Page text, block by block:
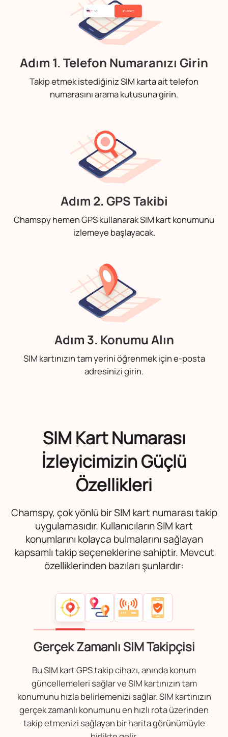
Adım 1. Telefon Numaranızı Girin
Takip etmek istediğiniz SIM karta ait telefon
numarasını arama kutusuna girin.
Adım 2. GPS Takibi
Chamspy hemen GPS kullanarak SIM kart konumunu
izlemeye başlayacak.
Adım 3. Konumu Alın
SIM kartınızın tam yerini öğrenmek için e-posta
adresinizi girin.
SIM Kart Numarası
İzleyicimizin Güçlü
Özellikleri
Chamspy, çok yönlü bir SIM kart numarası takip
uygulamasıdır. Kullanıcıların SIM kart
konumlarını kolayca bulmalarını sağlayan
kapsamlı takip seçeneklerine sahiptir. Mevcut
özelliklerinden bazıları şunlardır:
Gerçek Zamanlı SIM Takipçisi
Bu SIM kart GPS takip cihazı, anında konum
güncellemeleri sağlar ve SIM kartınızın tam
konumunu hızla belirlemenizi sağlar. SIM kartınızın
gerçek zamanlı konumunu en hızlı rota üzerinden
takip etmenizi sağlayan bir harita görünümüyle